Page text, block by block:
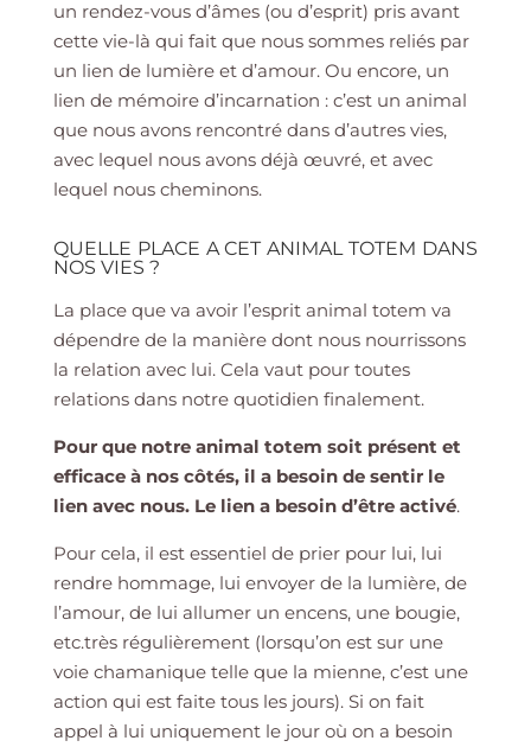
un rendez-vous d’âmes (ou d’esprit) pris avant
cette vie-là qui fait que nous sommes reliés par
un lien de lumière et d’amour. Ou encore, un
lien de mémoire d’incarnation : c’est un animal
que nous avons rencontré dans d’autres vies,
avec lequel nous avons déjà œuvré, et avec
lequel nous cheminons.
QUELLE PLACE A CET ANIMAL TOTEM DANS
NOS VIES ?
La place que va avoir l’esprit animal totem va
dépendre de la manière dont nous nourrissons
la relation avec lui. Cela vaut pour toutes
relations dans notre quotidien finalement.
Pour que notre animal totem soit présent et
efficace à nos côtés, il a besoin de sentir le
lien avec nous. Le lien a besoin d’être activé.
Pour cela, il est essentiel de prier pour lui, lui
rendre hommage, lui envoyer de la lumière, de
l’amour, de lui allumer un encens, une bougie,
etc.très régulièrement (lorsqu’on est sur une
voie chamanique telle que la mienne, c’est une
action qui est faite tous les jours). Si on fait
appel à lui uniquement le jour où on a besoin